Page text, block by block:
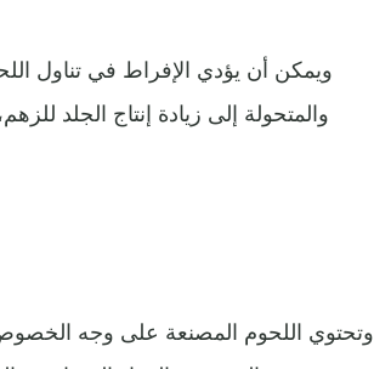
ويمكن أن يؤدي الإفراط في تناول
والمتحولة إلى زيادة إنتاج الجلد
وتحتوي اللحوم المصنعة على وجه الخصوص